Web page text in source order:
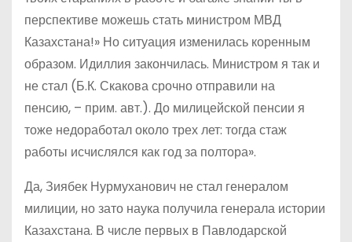
перспективе можешь стать министром МВД
Казахстана!» Но ситуация изменилась коренным
образом. Идиллия закончилась. Министром я так и
не стал (Б.К. Скакова срочно отправили на
пенсию, – прим. авт.). До милицейской пенсии я
тоже недоработал около трех лет: тогда стаж
работы исчислялся как год за полтора».
Да, Зиябек Нурмуханович не стал генералом
милиции, но зато наука получила генерала истории
Казахстана. В числе первых в Павлодарской